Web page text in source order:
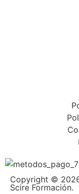
Copyright ©
Scire Formación.